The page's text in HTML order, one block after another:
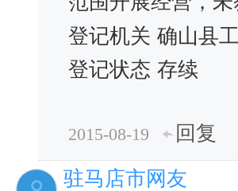
登记机关 确山县
登记状态 存续
2015-08-19
回复
驻马店市网友